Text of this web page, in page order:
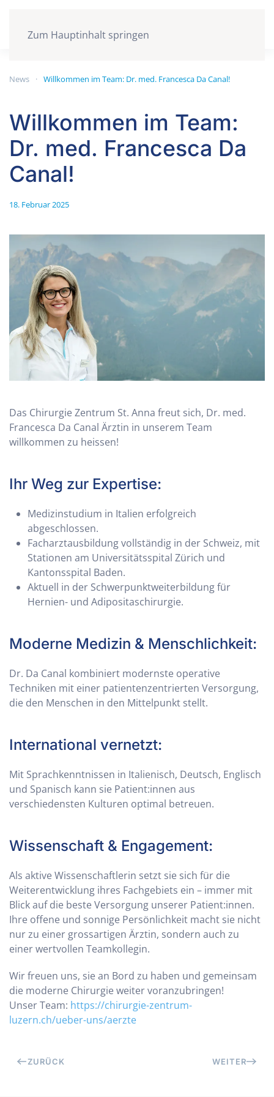
Zum Hauptinhalt springen
News Willkommen im Team: Dr. med. Francesca Da Canal!
Willkommen im Team:
Dr. med. Francesca Da
Canal!
18. Februar 2025
Das Chirurgie Zentrum St. Anna freut sich, Dr. med.
Francesca Da Canal Ärztin in unserem Team
willkommen zu heissen!
Ihr Weg zur Expertise:
Medizinstudium in Italien erfolgreich
abgeschlossen.
Facharztausbildung vollständig in der Schweiz, mit
Stationen am Universitätsspital Zürich und
Kantonsspital Baden.
Aktuell in der Schwerpunktweiterbildung für
Hernien- und Adipositaschirurgie.
Moderne Medizin & Menschlichkeit:
Dr. Da Canal kombiniert modernste operative
Techniken mit einer patientenzentrierten Versorgung,
die den Menschen in den Mittelpunkt stellt.
International vernetzt:
Mit Sprachkenntnissen in Italienisch, Deutsch, Englisch
und Spanisch kann sie Patient:innen aus
verschiedensten Kulturen optimal betreuen.
Wissenschaft & Engagement:
Als aktive Wissenschaftlerin setzt sie sich für die
Weiterentwicklung ihres Fachgebiets ein – immer mit
Blick auf die beste Versorgung unserer Patient:innen.
Ihre offene und sonnige Persönlichkeit macht sie nicht
nur zu einer grossartigen Ärztin, sondern auch zu
einer wertvollen Teamkollegin.
Wir freuen uns, sie an Bord zu haben und gemeinsam
die moderne Chirurgie weiter voranzubringen!
Unser Team: https://chirurgie-zentrum-
luzern.ch/ueber-uns/aerzte
ZURÜCK WEITER